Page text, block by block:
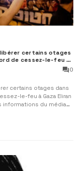
certains otages
de cessez-le-feu à
0
certains otages dans
le-feu à Gaza Eliran
informations du média
convenues lors...